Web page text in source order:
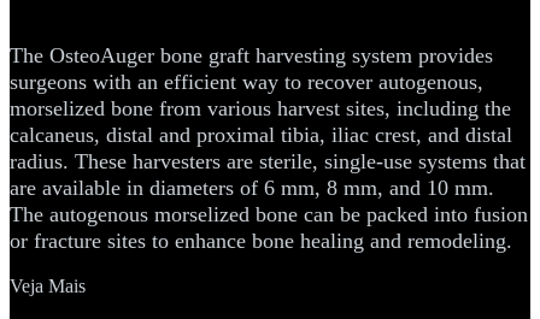
The OsteoAuger bone graft harvesting system provides
surgeons with an efficient way to recover autogenous,
morselized bone from various harvest sites, including the
calcaneus, distal and proximal tibia, iliac crest, and distal
radius. These harvesters are sterile, single-use systems that
are available in diameters of 6 mm, 8 mm, and 10 mm.
The autogenous morselized bone can be packed into fusion
or fracture sites to enhance bone healing and remodeling.
Veja Mais